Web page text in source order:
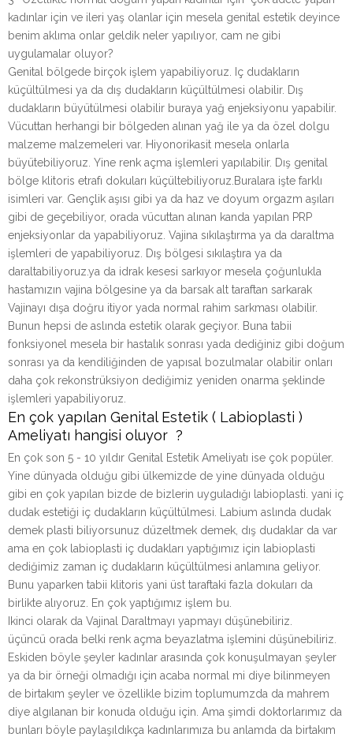
kadınlar için ve ileri yaş olanlar için mesela genital estetik deyince
benim aklıma onlar geldik neler yapılıyor, cam ne gibi
uygulamalar oluyor?
Genital bölgede birçok işlem yapabiliyoruz. Iç dudakların
küçültülmesi ya da dış dudakların küçültülmesi olabilir. Dış
dudakların büyütülmesi olabilir buraya yağ enjeksiyonu yapabilir.
Vücuttan herhangi bir bölgeden alınan yağ ile ya da özel dolgu
malzeme malzemeleri var. Hiyonorikasit mesela onlarla
büyütebiliyoruz. Yine renk açma işlemleri yapılabilir. Dış genital
bölge klitoris etrafı dokuları küçültebiliyoruz.Buralara işte farklı
isimleri var. Gençlik aşısı gibi ya da haz ve doyum orgazm aşıları
gibi de geçebiliyor, orada vücuttan alınan kanda yapılan PRP
enjeksiyonlar da yapabiliyoruz. Vajina sıkılaştırma ya da daraltma
işlemleri de yapabiliyoruz. Dış bölgesi sıkılaştıra ya da
daraltabiliyoruz.ya da idrak kesesi sarkıyor mesela çoğunlukla
hastamızın vajina bölgesine ya da barsak alt taraftan sarkarak
Vajinayı dışa doğru itiyor yada normal rahim sarkması olabilir.
Bunun hepsi de aslında estetik olarak geçiyor. Buna tabii
fonksiyonel mesela bir hastalık sonrası yada dediğiniz gibi doğum
sonrası ya da kendiliğinden de yapısal bozulmalar olabilir onları
daha çok rekonstrüksiyon dediğimiz yeniden onarma şeklinde
işlemleri yapabiliyoruz.
En çok yapılan Genital Estetik ( Labioplasti )
Ameliyatı hangisi oluyor ?
En çok son 5 - 10 yıldır Genital Estetik Ameliyatı ise çok popüler.
Yine dünyada olduğu gibi ülkemizde de yine dünyada olduğu
gibi en çok yapılan bizde de bizlerin uyguladığı labioplasti. yani iç
dudak estetiği iç dudakların küçültülmesi. Labium aslında dudak
demek plasti biliyorsunuz düzeltmek demek, dış dudaklar da var
ama en çok labioplasti iç dudakları yaptığımız için labioplasti
dediğimiz zaman iç dudakların küçültülmesi anlamına geliyor.
Bunu yaparken tabii klitoris yani üst taraftaki fazla dokuları da
birlikte alıyoruz. En çok yaptığımız işlem bu.
Ikinci olarak da Vajinal Daraltmayı yapmayı düşünebiliriz.
üçüncü orada belki renk açma beyazlatma işlemini düşünebiliriz.
Eskiden böyle şeyler kadınlar arasında çok konuşulmayan şeyler
ya da bir örneği olmadığı için acaba normal mi diye bilinmeyen
de birtakım şeyler ve özellikle bizim toplumumzda da mahrem
diye algılanan bir konuda olduğu için. Ama şimdi doktorlarımız da
bunları böyle paylaşıldıkça kadınlarımıza bu anlamda da birtakım